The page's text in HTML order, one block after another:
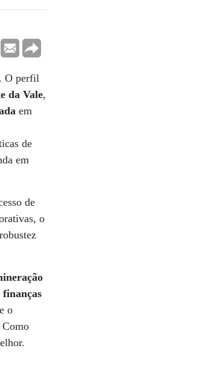
O perfil
da Vale,
em
de
em
de
o
finanças
o
Como